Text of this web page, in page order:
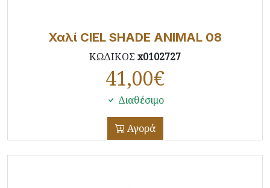
Χαλί CIEL SHADE ANIMAL 08
ΚΩΔΙΚΟΣ x0102727
41,00€
Διαθέσιμο
Αγορά